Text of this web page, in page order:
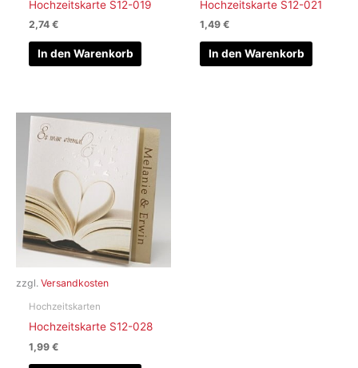
Hochzeitskarte S12-019
2,74€
In den Warenkorb
Hochzeitskarte S12-021
1,49€
In den Warenkorb
zzgl. Versandkosten
Hochzeitskarten
Hochzeitskarte S12-028
1,99€